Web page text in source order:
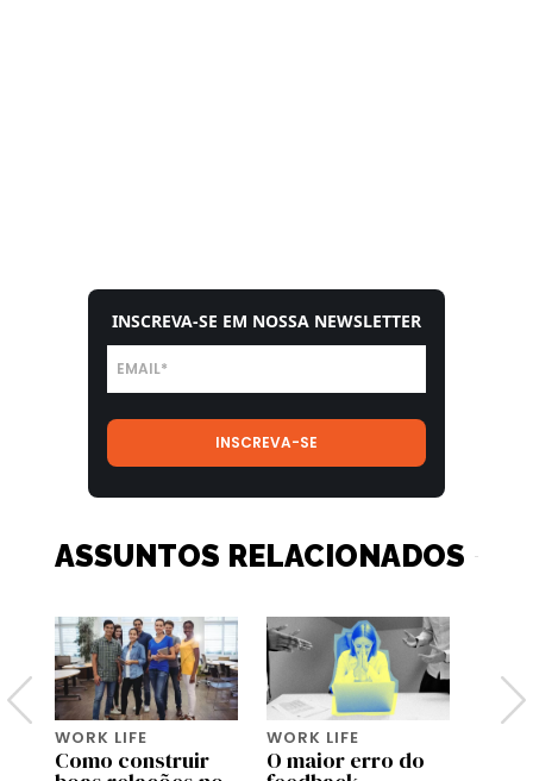
INSCREVA-SE EM NOSSA NEWSLETTER
ASSUNTOS RELACIONADOS
WORK LIFE
Como construir
WORK LIFE
O maior erro do